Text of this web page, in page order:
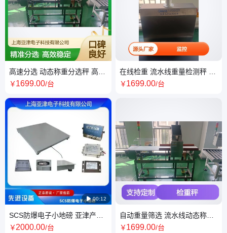
高速分选 动态称重分选秤 高精
度计量 高效稳定分选设备
￥1699.00/台
 00:12
SCS防爆电子小地磅 亚津产品
款式齐全,一站式采购
￥2000.00/台
在线检重 流水线重量检测秤 实
时重量监控 重量异常报警
￥1699.00/台
自动重量筛选 流水线动态称重
机 亚津智能系统 支持定制 高效
￥1699.00/台